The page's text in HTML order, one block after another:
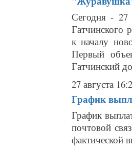
Сегодня - 27
Гатчинского
к началу
Первый
Гатчинский
27 августа
График
График
почтовой
фактической